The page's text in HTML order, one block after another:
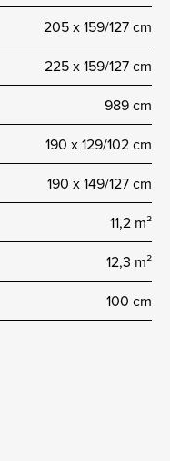
205 x 159/127 cm
225 x 159/127 cm
989 cm
190 x 129/102 cm
190 x 149/127 cm
11,2 m²
12,3 m²
100 cm